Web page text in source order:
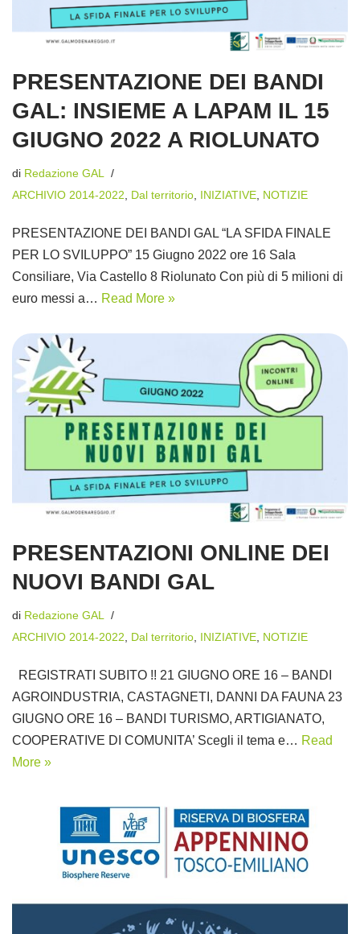
PRESENTAZIONE DEI BANDI
GAL: INSIEME A LAPAM IL 15
GIUGNO 2022 A RIOLUNATO
di Redazione GAL
ARCHIVIO 2014-2022
Dal territorio INIZIATIVE NOTIZIE
PRESENTAZIONE DEI BANDI GAL “LA SFIDA FINALE
PER LO SVILUPPO” 15 Giugno 2022 ore 16 Sala
Consiliare, Via Castello 8 Riolunato Con più di 5 milioni di
euro messi a… Read More »
PRESENTAZIONI ONLINE DEI
NUOVI BANDI GAL
di Redazione GAL
ARCHIVIO 2014-2022
Dal territorio INIZIATIVE NOTIZIE
REGISTRATI SUBITO !! 21 GIUGNO ORE 16 – BANDI
AGROINDUSTRIA, CASTAGNETI, DANNI DA FAUNA 23
GIUGNO ORE 16 – BANDI TURISMO, ARTIGIANATO,
COOPERATIVE DI COMUNITA’ Scegli il tema e… Read
More »